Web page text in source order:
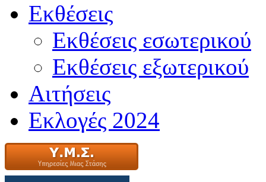
Εκθέσεις
Εκθέσεις εσωτερικού
Εκθέσεις εξωτερικού
Αιτήσεις
Εκλογές 2024